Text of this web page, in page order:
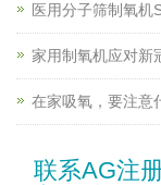
医用分子筛制氧机
家用制氧机应对新
在家吸氧，要注意
联系AG注